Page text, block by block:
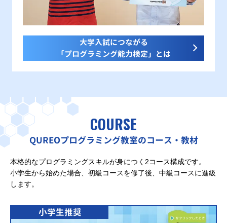
大学入試につながる
「プログラミング能力検定」とは
COURSE
QUREOプログラミング教室のコース・教材
本格的なプログラミングスキルが身につく2コース構成です。
小学生から始めた場合、初級コースを修了後、中級コースに進級
します。
小学生推奨